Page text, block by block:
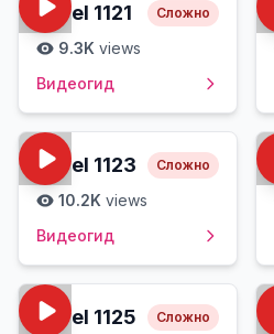
Level 1121 Сложно
9.3K views
Видеогид
Level 1123 Сложно
10.2K views
Видеогид
Level 1125 Сложно